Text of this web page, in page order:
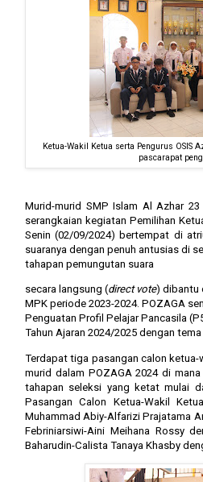
Ketua-Wakil Ketua serta Pengurus OSIS
pascarapat
Murid-murid SMP Islam Al Azhar
serangkaian kegiatan Pemilihan
Senin (02/09/2024) bertempat di
suaranya dengan penuh antusias di
tahapan pemungutan suara
secara langsung (direct vote) dibantu
MPK periode 2023-2024. POZAGA
Penguatan Profil Pelajar Pancasila
Tahun Ajaran 2024/2025 dengan
Terdapat tiga pasangan calon
murid dalam POZAGA 2024 di
tahapan seleksi yang ketat mulai
Pasangan Calon Ketua-Wakil
Muhammad Abiy-Alfarizi Prajatama
Febriniarsiwi-Aini Meihana Rossy
Baharudin-Calista Tanaya Khasby